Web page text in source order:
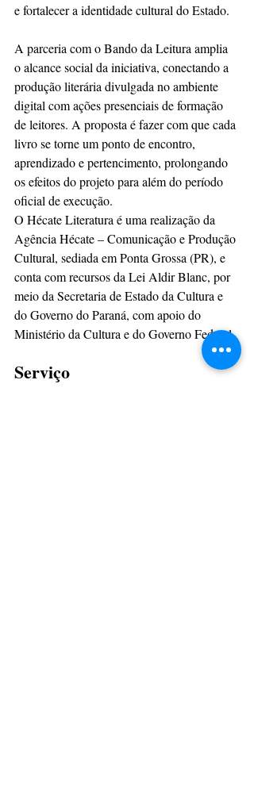
e fortalecer a identidade cultural do Estado.
A parceria com o Bando da Leitura amplia
o alcance social da iniciativa, conectando a
produção literária divulgada no ambiente
digital com ações presenciais de formação
de leitores. A proposta é fazer com que cada
livro se torne um ponto de encontro,
aprendizado e pertencimento, prolongando
os efeitos do projeto para além do período
oficial de execução.
O Hécate Literatura é uma realização da
Agência Hécate – Comunicação e Produção
Cultural, sediada em Ponta Grossa (PR), e
conta com recursos da Lei Aldir Blanc, por
meio da Secretaria de Estado da Cultura e
do Governo do Paraná, com apoio do
Ministério da Cultura e do Governo Federal.
Serviço